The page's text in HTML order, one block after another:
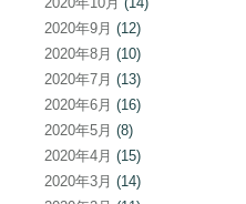
2020年9月 (12)
2020年8月 (10)
2020年7月 (13)
2020年6月 (16)
2020年5月 (8)
2020年4月 (15)
2020年3月 (14)